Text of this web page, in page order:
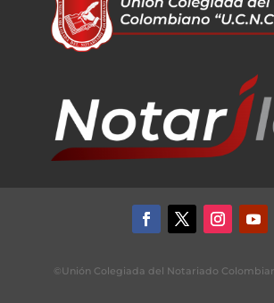
©Unión Colegiada del Notariado